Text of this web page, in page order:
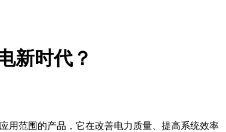
新时代？
用范围的产品，它在改善电力质量、提高系统效率